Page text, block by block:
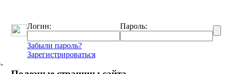
Логин: Пароль:
Забыли пароль?
Зарегистрироваться